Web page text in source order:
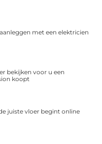
met een elektricien
bekijken voor u een
koopt
juiste vloer begint online